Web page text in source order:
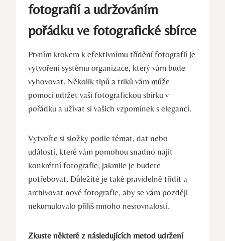
fotografií a udržováním
⁢pořádku ve ‍fotografické sbírce
Prvním krokem k efektivnímu⁣ třídění fotografií je
⁢vytvoření systému organizace, ​který vám⁣ bude
vyhovovat. Několik tipů a ‍triků ⁤vám může
pomoci udržet vaši⁣ fotografickou sbírku v⁢
pořádku a ‍užívat si⁢ vašich vzpomínek s ⁣elegancí.
Vytvořte ‌si složky⁤ podle⁢ témat, dat nebo
událostí, které vám pomohou ⁣snadno⁢ najít⁢
konkrétní ⁤fotografie, jakmile je ⁣budete
⁣potřebovat. Důležité je ‍také pravidelně třídit a
⁢archivovat nové ⁢fotografie, aby se vám později
⁣nekumulovalo příliš mnoho​ nesrovnalostí.
Zkuste některé z následujících ​metod udržení